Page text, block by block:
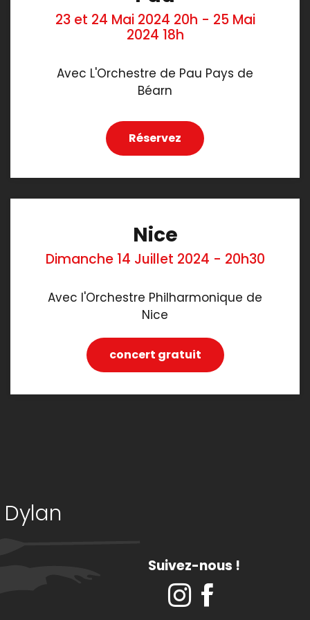
23 et 24 Mai 2024 20h - 25 Mai
2024 18h
Avec L'Orchestre de Pau Pays de
Béarn
Réservez
Nice
Dimanche 14 Juillet 2024 - 20h30
Avec l'Orchestre Philharmonique de
Nice
concert gratuit
Suivez-nous !